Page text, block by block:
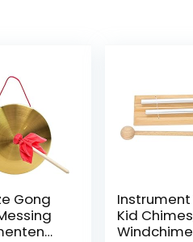
Gong
Instrument
Kid